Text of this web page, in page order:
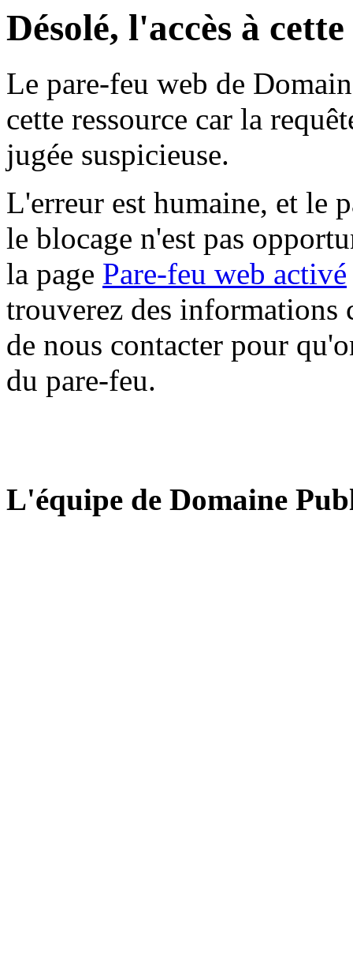
Désolé, l'accès à
Le pare-feu web de
cette ressource car la
jugée suspicieuse.
L'erreur est humaine, et le
le blocage n'est pas
la page Pare-feu web activé
trouverez des informations
de nous contacter pour
du pare-feu.
L'équipe de Domaine